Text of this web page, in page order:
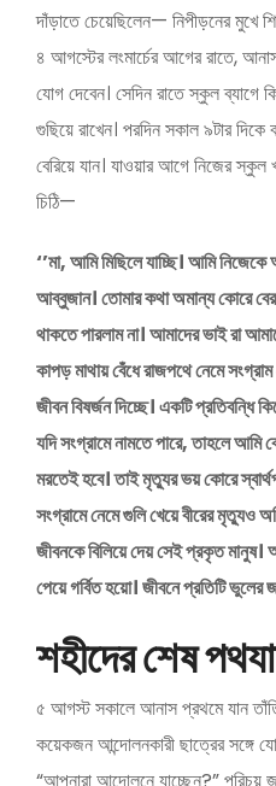
দাঁড়াতে চেয়েছিলেন— নিপীড়নের মুখে
৪ আগস্টের লংমার্চের আগের রাতে,
যোগ দেবেন। সেদিন রাতে স্কুল
গুছিয়ে রাখেন। পরদিন সকাল ৯টার দিকে
বেরিয়ে যান। যাওয়ার আগে নিজের স্কুল
চিঠি—
‘’মা, আমি মিছিলে যাচ্ছি। আমি
আব্বুজান। তোমার কথা অমান্য কোরে
থাকতে পারলাম না। আমাদের ভাই রা
কাপড় মাথায় বেঁধে রাজপথে নেমে
জীবন বিষর্জন দিচ্ছে। একটি প্রতিবন্ধি
যদি সংগ্রামে নামতে পারে, তাহলে
মরতেই হবে। তাই মৃত্যুর ভয় কোরে
সংগ্রামে নেমে গুলি খেয়ে বীরের মৃত্যুও
জীবনকে বিলিয়ে দেয় সেই প্রকৃত মানুষ।
পেয়ে গর্বিত হয়ো। জীবনে প্রতিটি
শহীদের শেষ
৫ আগস্ট সকালে আনাস প্রথমে যান
কয়েকজন আন্দোলনকারী ছাত্রের সঙ্গে